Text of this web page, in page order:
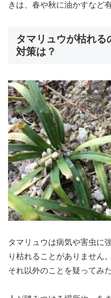
きは、春や秋に油かすなど
タマリュウが枯れる
対策は？
タマリュウは病気や害虫に
り枯れることがありません
それ以外のことを疑ってみ